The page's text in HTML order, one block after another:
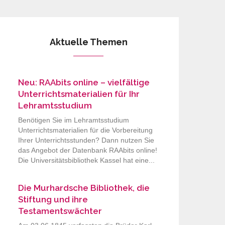
Aktuelle Themen
Neu: RAAbits online – vielfältige
Unterrichtsmaterialien für Ihr
Lehramtsstudium
Benötigen Sie im Lehramtsstudium
Unterrichtsmaterialien für die Vorbereitung
Ihrer Unterrichtsstunden? Dann nutzen Sie
das Angebot der Datenbank RAAbits online!
Die Universitätsbibliothek Kassel hat eine...
Die Murhardsche Bibliothek, die
Stiftung und ihre
Testamentswächter